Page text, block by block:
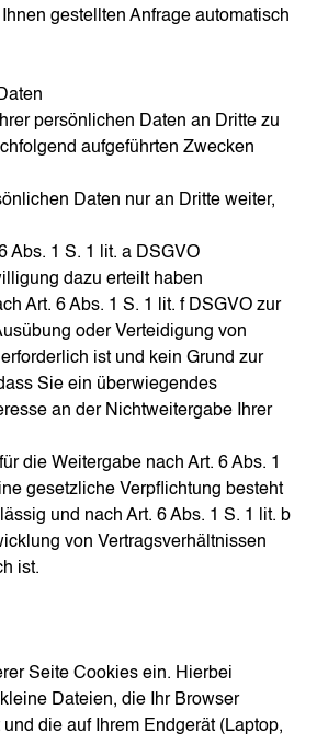
gestellten Anfrage automatisch
persönlichen Daten an Dritte zu
aufgeführten Zwecken
Daten nur an Dritte weiter,
Abs. 1 S. 1 lit. a DSGVO
dazu erteilt haben
Art. 6 Abs. 1 S. 1 lit. f DSGVO zur
oder Verteidigung von
ist und kein Grund zur
Sie ein überwiegendes
an der Nichtweitergabe Ihrer
die Weitergabe nach Art. 6 Abs. 1
gesetzliche Verpflichtung besteht
und nach Art. 6 Abs. 1 S. 1 lit. b
von Vertragsverhältnissen
ist.
Seite Cookies ein. Hierbei
Dateien, die Ihr Browser
die auf Ihrem Endgerät (Laptop,